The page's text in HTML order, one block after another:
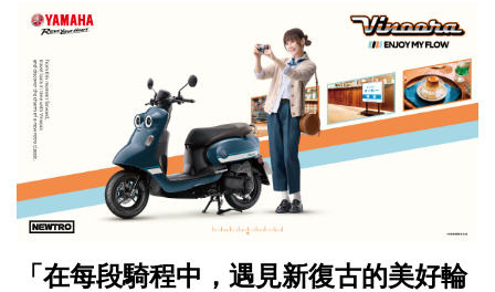
「在每段騎程中，遇見新復古的美好輪